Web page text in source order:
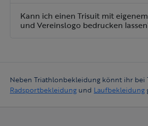
Kann ich einen Trisuit mit
und Vereinslogo bedrucken
Neben Triathlonbekleidung könnt ihr bei
Radsportbekleidungund Laufbekleidung